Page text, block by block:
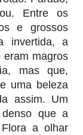
Entre os
e grossos
invertida, a
eram magros
mas que,
uma beleza
assim. Um
que a
a olhar